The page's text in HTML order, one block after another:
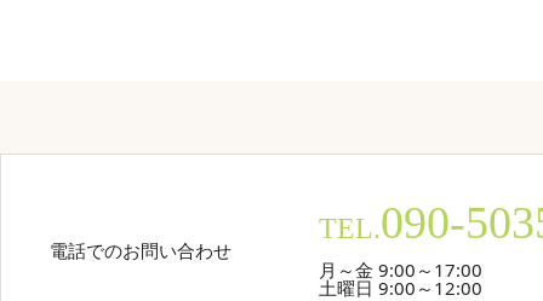
電話でのお問い合わせ
TEL.090-
月～金 9:00～17:00
土曜日 9:00～12:00